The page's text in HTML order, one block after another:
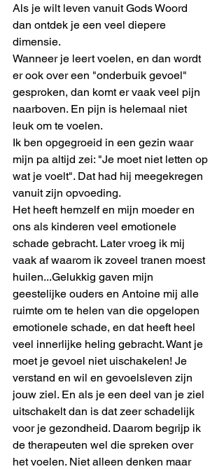
Als je wilt leven vanuit Gods Woord
dan ontdek je een veel diepere
dimensie.
Wanneer je leert voelen, en dan wordt
er ook over een "onderbuik gevoel"
gesproken, dan komt er vaak veel pijn
naarboven. En pijn is helemaal niet
leuk om te voelen.
Ik ben opgegroeid in een gezin waar
mijn pa altijd zei: "Je moet niet letten op
wat je voelt". Dat had hij meegekregen
vanuit zijn opvoeding.
Het heeft hemzelf en mijn moeder en
ons als kinderen veel emotionele
schade gebracht. Later vroeg ik mij
vaak af waarom ik zoveel tranen moest
huilen...Gelukkig gaven mijn
geestelijke ouders en Antoine mij alle
ruimte om te helen van die opgelopen
emotionele schade, en dat heeft heel
veel innerlijke heling gebracht. Want je
moet je gevoel niet uischakelen! Je
verstand en wil en gevoelsleven zijn
jouw ziel. En als je een deel van je ziel
uitschakelt dan is dat zeer schadelijk
voor je gezondheid. Daarom begrijp ik
de therapeuten wel die spreken over
het voelen. Niet alleen denken maar